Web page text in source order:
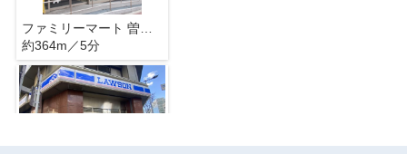
西天満ロイヤービル
約364m／5分